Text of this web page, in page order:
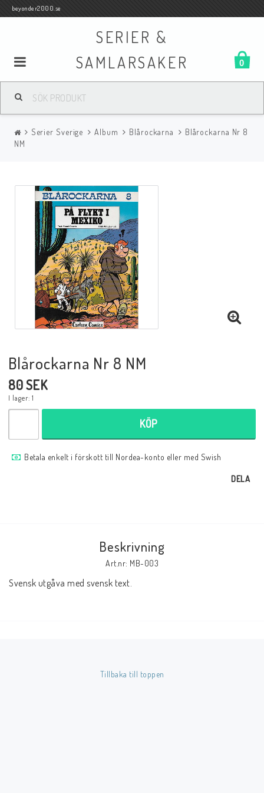
beyonder2000.se
SERIER &
SAMLARSAKER
0
Samlar- och Spelkort
Serier
Böcker
Musik
Mynt och Sedlar
Samlartillbehör
Kontaktformulär
Betala enkelt i förskott till konto i Nordea eller med Swish.
Serier Sverige Album Blårockarna
Blårockarna Nr 8
NM
Blårockarna Nr 8 NM
80 SEK
I lager: 1
KÖP
Betala enkelt i förskott till Nordea-konto eller med Swish
DELA
Beskrivning
Art.nr: MB-003
Svensk utgåva med svensk text.
Tillbaka till toppen